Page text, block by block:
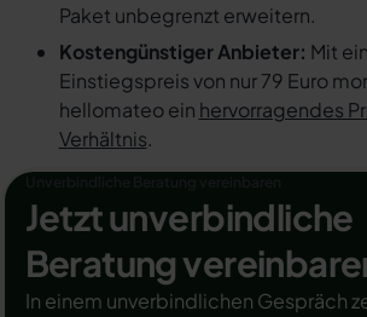
Paket unbegrenzt erweitern.
Kostengünstiger Anbieter: Mit
Einstiegspreis von nur 79 Euro
hellomateo ein hervorragendes
Verhältnis.
Jetzt unverbindliche
Beratung
In einem unverbindlichen Gespräch